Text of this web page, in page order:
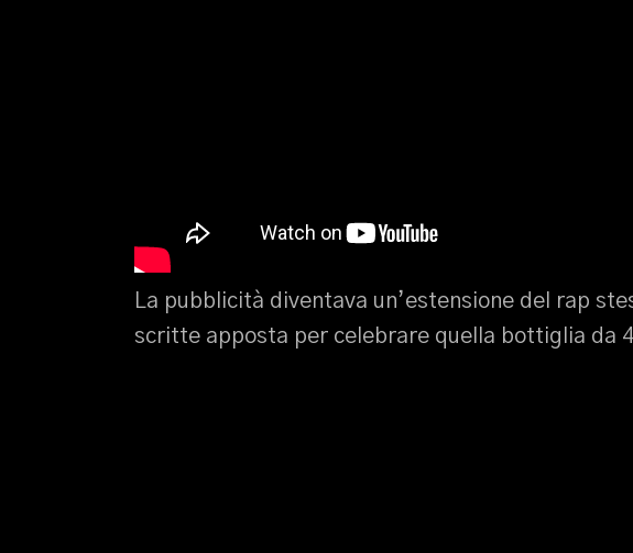
La pubblicità diventava un’estensione del rap
scritte apposta per celebrare quella bottiglia da